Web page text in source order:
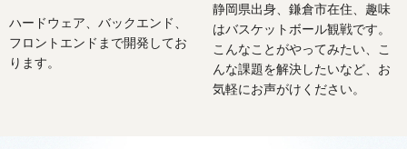
ハードウェア、バックエンド、
フロントエンドまで開発してお
ります。
静岡県出身、鎌倉市在住、趣味
はバスケットボール観戦です。
こんなことがやってみたい、こ
んな課題を解決したいなど、お
気軽にお声がけください。